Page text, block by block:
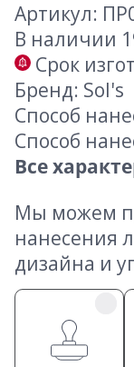
Артикул:
В наличии
Срок
Бренд: Sol's
Способ
Способ
Все
Мы можем
нанесения
дизайна и